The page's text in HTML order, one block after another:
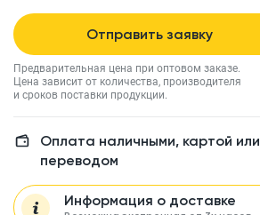
Отправить заявку
Предварительная цена при оптовом заказе.
Цена зависит от количества, производителя
и сроков поставки продукции.
Оплата наличными, картой или
переводом
Информация о доставке